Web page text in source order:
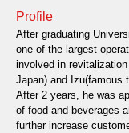
Profile
After graduating
one of the largest
involved in
Japan) and Izu(famous
After 2 years, he was
of food and beverages
further increase